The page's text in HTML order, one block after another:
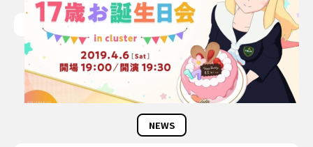
NEWS